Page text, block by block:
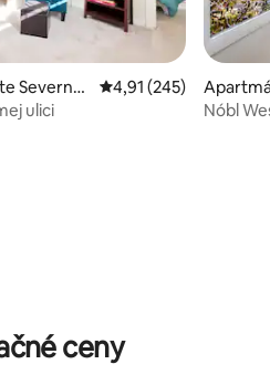
počet hodnotení: 768
Severný
Priemerné
4,91 (245)
ulici
Nóbl
ceny